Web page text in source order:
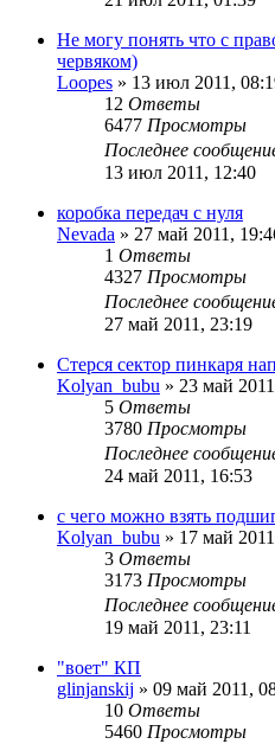
Не могу понять что с
червяком)
Loopes » 13 июл 2011,
12 Ответы
6477 Просмотры
Последнее
13 июл 2011, 12:40
коробка передач с нуля
Nevada » 27 май 2011,
1 Ответы
4327 Просмотры
Последнее
27 май 2011, 23:19
Стерся сектор пинкаря
Kolyan_bubu » 23 май
5 Ответы
3780 Просмотры
Последнее
24 май 2011, 16:53
с чего можно взять
Kolyan_bubu » 17 май
3 Ответы
3173 Просмотры
Последнее
19 май 2011, 23:11
"воет" КП
glinjanskij » 09 май 2011,
10 Ответы
5460 Просмотры